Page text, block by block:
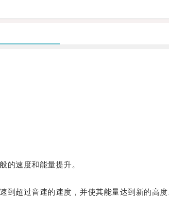
速度和能量提升。
超过音速的速度，并使其能量达到新的高度